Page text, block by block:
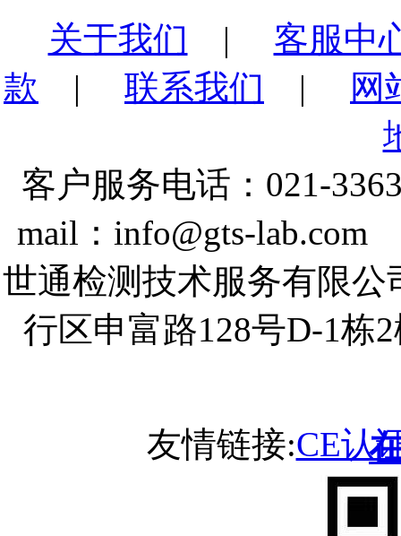
关于我们 | 客服中
款 | 联系我们 |
网
客户服务电话：021-
mail：info@gts-
世通检测技术服务有限
行区申富路128号D-1
友情链接:CE认